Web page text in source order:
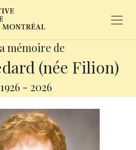
mémoire de
(née Filion)
1926 - 2026